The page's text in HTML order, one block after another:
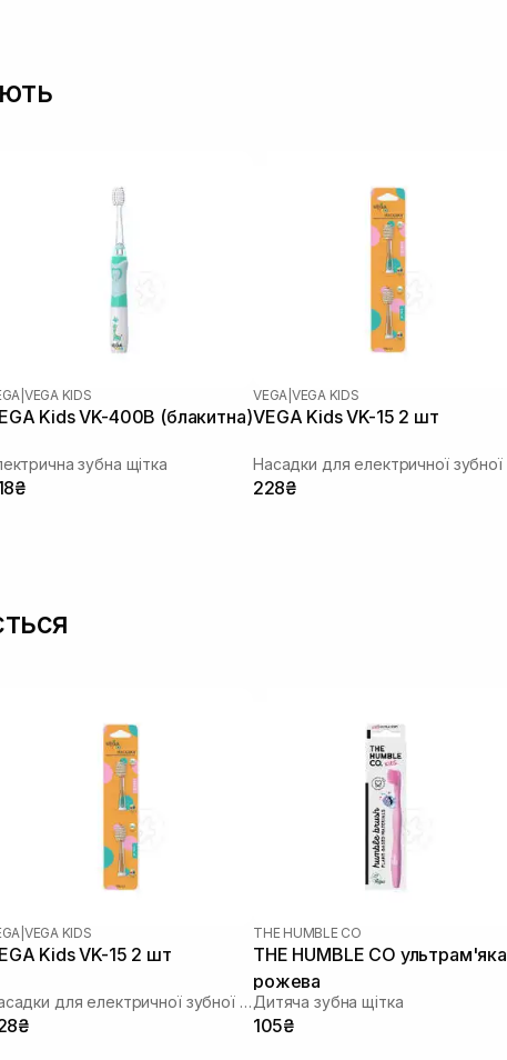
VEGA KIDS
Kids VK-400B (блакитна)
зубна щітка
VEGA VEGA KIDS
VEGA Kids VK-15 2 шт
228₴
VEGA KIDS
Kids VK-15 2 шт
Насадки для електричної зубної щітки
THE HUMBLE CO
THE HUMBLE CO ультрам'яка
рожева
Дитяча зубна щітка
105₴